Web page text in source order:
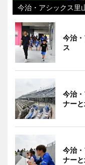
今治・アシックス里
今治
ス
今治
ナー
今治
ナー